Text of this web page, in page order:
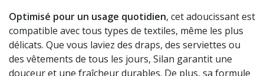
Optimisé pour un usage quotidien, cet adoucissant est
compatible avec tous types de textiles, même les plus
délicats. Que vous laviez des draps, des serviettes ou
des vêtements de tous les jours, Silan garantit une
douceur et une fraîcheur durables. De plus, sa formule